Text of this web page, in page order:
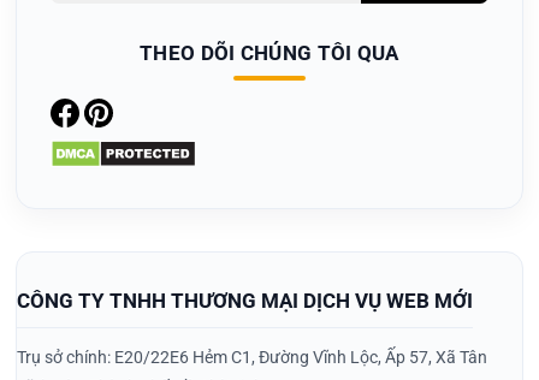
THEO DÕI CHÚNG TÔI QUA
CÔNG TY TNHH THƯƠNG MẠI DỊCH VỤ WEB MỚI
Trụ sở chính: E20/22E6 Hẻm C1, Đường Vĩnh Lộc, Ấp 57, Xã Tân